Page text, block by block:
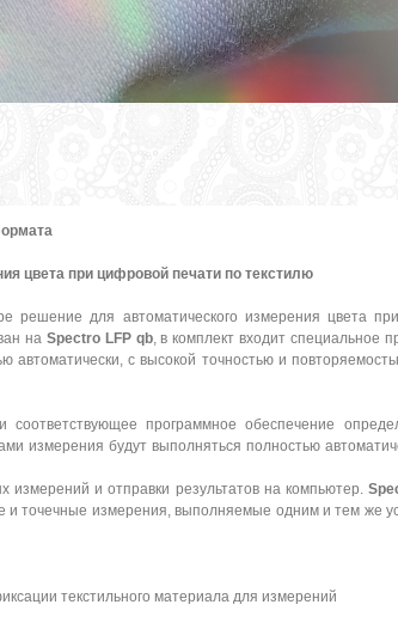
цвета при цифровой печати по текстилю
решение для автоматического измерения цвета
на Spectro LFP qb, в комплект входит специальное
автоматически, с высокой точностью и
программное обеспечение
измерения будут выполняться полностью
измерений и отправки результатов на компьютер.
и точечные измерения, выполняемые одним и тем же
текстильного материала для измерений